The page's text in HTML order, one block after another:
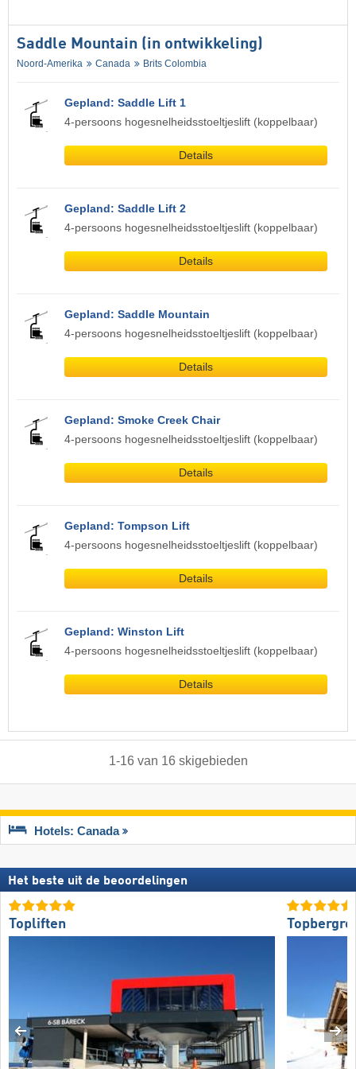
Saddle Mountain (in ontwikkeling)
Noord-Amerika Canada Brits Colombia
Gepland: Saddle Lift 1
4-persoons hogesnelheidsstoeltjeslift (koppelbaar)
Details
Gepland: Saddle Lift 2
4-persoons hogesnelheidsstoeltjeslift (koppelbaar)
Details
Gepland: Saddle Mountain
4-persoons hogesnelheidsstoeltjeslift (koppelbaar)
Details
Gepland: Smoke Creek Chair
4-persoons hogesnelheidsstoeltjeslift (koppelbaar)
Details
Gepland: Tompson Lift
4-persoons hogesnelheidsstoeltjeslift (koppelbaar)
Details
Gepland: Winston Lift
4-persoons hogesnelheidsstoeltjeslift (koppelbaar)
Details
1-16 van 16 skigebieden
Hotels: Canada
Het beste uit de beoordelingen
Topliften